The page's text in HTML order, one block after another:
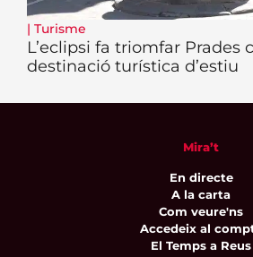
| Turisme
L’eclipsi fa triomfar Prades
destinació turística d’estiu
Mira’t
En directe
A la carta
Com veure'ns
Accedeix al
El Temps a Reus